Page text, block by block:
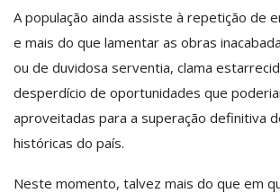
A população ainda assiste à repetição de
e mais do que lamentar as obras
ou de duvidosa serventia, clama
desperdício de oportunidades que
aproveitadas para a superação definitiva
históricas do país.
Neste momento, talvez mais do que em